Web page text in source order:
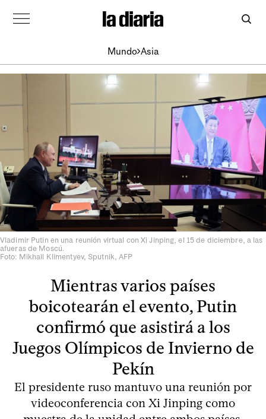
Mundo Asia
Vladimir Putin en una reunión virtual con Xi Jinping, el 15 de diciembre, a las
afueras de Moscú.
Foto: Mikhail Klimentyev, Sputnik, AFP
Mientras varios países
boicotearán el evento, Putin
confirmó que asistirá a los
Juegos Olímpicos de Invierno de
Pekín
El presidente ruso mantuvo una reunión por
videoconferencia con Xi Jinping como